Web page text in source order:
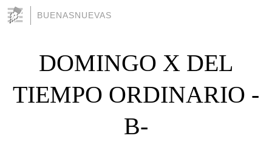
BUENASNUEVAS
DOMINGO X DEL
TIEMPO ORDINARIO -
B-